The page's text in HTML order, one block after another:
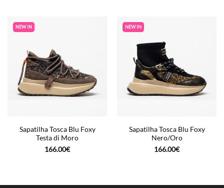
NEW IN
Sapatilha Tosca Blu Foxy
Testa di Moro
166.00€
NEW IN
Sapatilha Tosca Blu Foxy
Nero/Oro
166.00€